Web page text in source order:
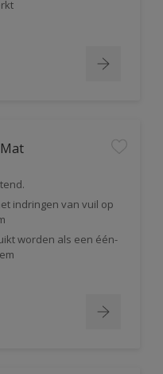
indringen van vuil op
worden als een één-